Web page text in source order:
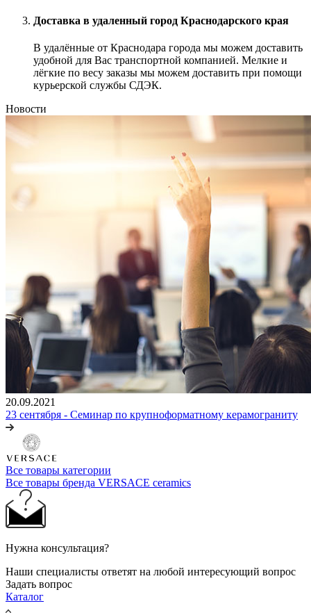
Доставка в удаленный город Краснодарского края
В удалённые от Краснодара города мы можем доставить
удобной для Вас транспортной компанией. Мелкие и
лёгкие по весу заказы мы можем доставить при помощи
курьерской службы СДЭК.
Новости
20.09.2021
23 сентября - Семинар по крупноформатному керамограниту
Все товары категории
Все товары бренда VERSACE ceramics
Нужна консультация?
Наши специалисты ответят на любой интересующий вопрос
Задать вопрос
Каталог